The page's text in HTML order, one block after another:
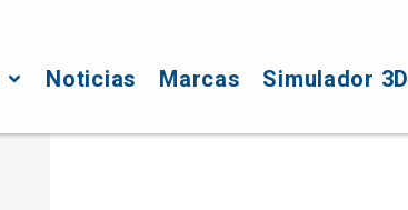
Noticias Marcas Simulador 3D